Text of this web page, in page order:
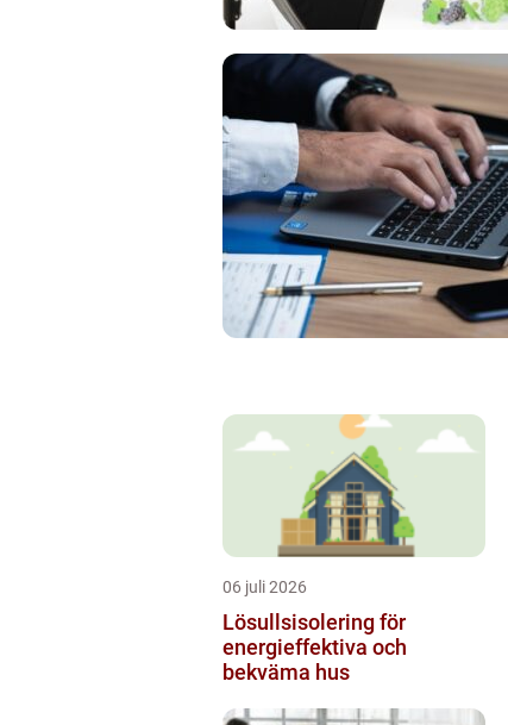
06 juli 2026
Lösullsisolering för
energieffektiva och
bekväma hus